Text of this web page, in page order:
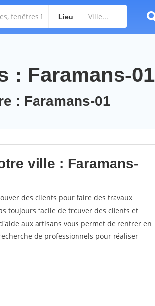
Lieu
: Faramans-01
: Faramans-01
ville : Faramans-
des clients pour faire des travaux
toujours facile de trouver des clients et
aux artisans vous permet de rentrer en
de professionnels pour réaliser